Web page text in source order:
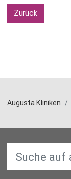
Zurück
Augusta Kliniken